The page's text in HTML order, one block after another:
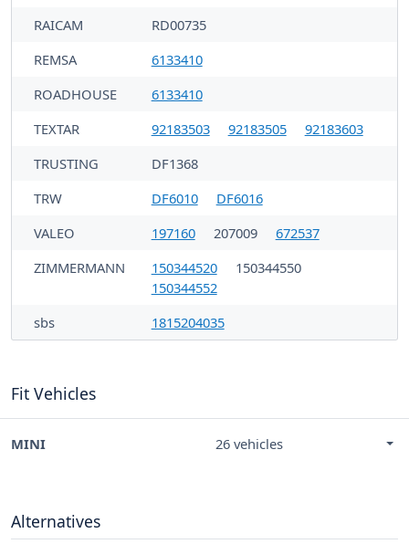
RAICAM
RD00735
REMSA
6133410
ROADHOUSE
6133410
TEXTAR
92183503 92183505
92183603
TRUSTING
DF1368
TRW
DF6010
DF6016
VALEO
197160 207009
672537
ZIMMERMANN
150344520
150344550
150344552
sbs
1815204035
Fit Vehicles
MINI 26 vehicles
Alternatives